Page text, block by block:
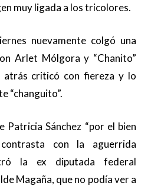
muy ligada a los tricolores.
nuevamente colgó una
Arlet Mólgora y “Chanito”
atrás criticó con fiereza y lo
“changuito”.
Patricia Sánchez “por el bien
con la aguerrida
la ex diputada federal
Magaña, que no podía ver a